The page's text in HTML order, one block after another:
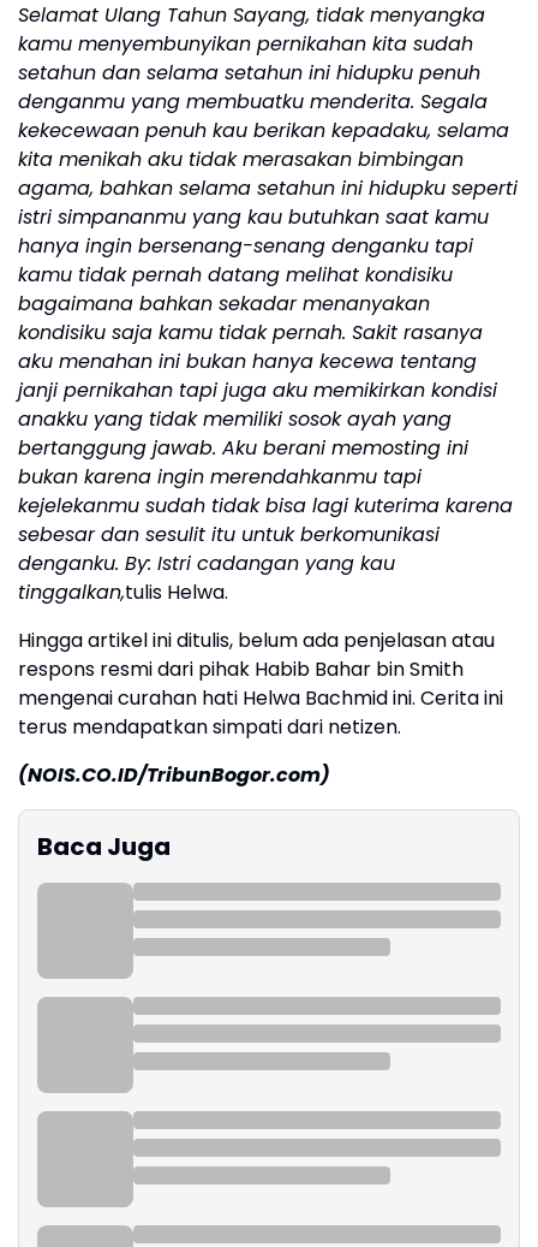
Selamat Ulang Tahun Sayang, tidak menyangka
kamu menyembunyikan pernikahan kita sudah
setahun dan selama setahun ini hidupku penuh
denganmu yang membuatku menderita. Segala
kekecewaan penuh kau berikan kepadaku, selama
kita menikah aku tidak merasakan bimbingan
agama, bahkan selama setahun ini hidupku seperti
istri simpananmu yang kau butuhkan saat kamu
hanya ingin bersenang-senang denganku tapi
kamu tidak pernah datang melihat kondisiku
bagaimana bahkan sekadar menanyakan
kondisiku saja kamu tidak pernah. Sakit rasanya
aku menahan ini bukan hanya kecewa tentang
janji pernikahan tapi juga aku memikirkan kondisi
anakku yang tidak memiliki sosok ayah yang
bertanggung jawab. Aku berani memosting ini
bukan karena ingin merendahkanmu tapi
kejelekanmu sudah tidak bisa lagi kuterima karena
sebesar dan sesulit itu untuk berkomunikasi
denganku. By: Istri cadangan yang kau
tinggalkan,tulis Helwa.
Hingga artikel ini ditulis, belum ada penjelasan atau
respons resmi dari pihak Habib Bahar bin Smith
mengenai curahan hati Helwa Bachmid ini. Cerita ini
terus mendapatkan simpati dari netizen.
(NOIS.CO.ID/TribunBogor.com)
Baca Juga